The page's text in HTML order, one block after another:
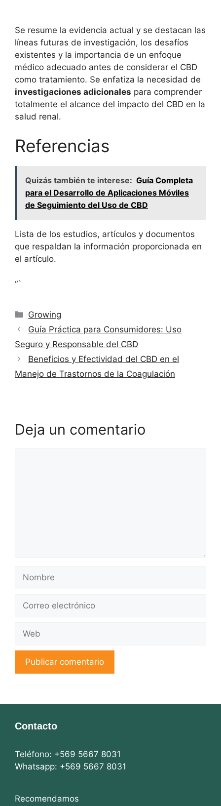
Se resume la evidencia actual y se destacan las
líneas futuras de investigación, los desafíos
existentes y la importancia de un enfoque
médico adecuado antes de considerar el CBD
como tratamiento. Se enfatiza la necesidad de
investigaciones adicionales para comprender
totalmente el alcance del impacto del CBD en la
salud renal.
Referencias
Quizás también te interese: Guía Completa
para el Desarrollo de Aplicaciones Móviles
de Seguimiento del Uso de CBD
Lista de los estudios, artículos y documentos
que respaldan la información proporcionada en
el artículo.
“`
Categorías
Growing
Guía Práctica para Consumidores: Uso
Seguro y Responsable del CBD
Beneficios y Efectividad del CBD en el
Manejo de Trastornos de la Coagulación
Deja un comentario
electrónico
Contacto
Teléfono: +569 5667 8031
Whatsapp: +569 5667 8031
Recomendamos